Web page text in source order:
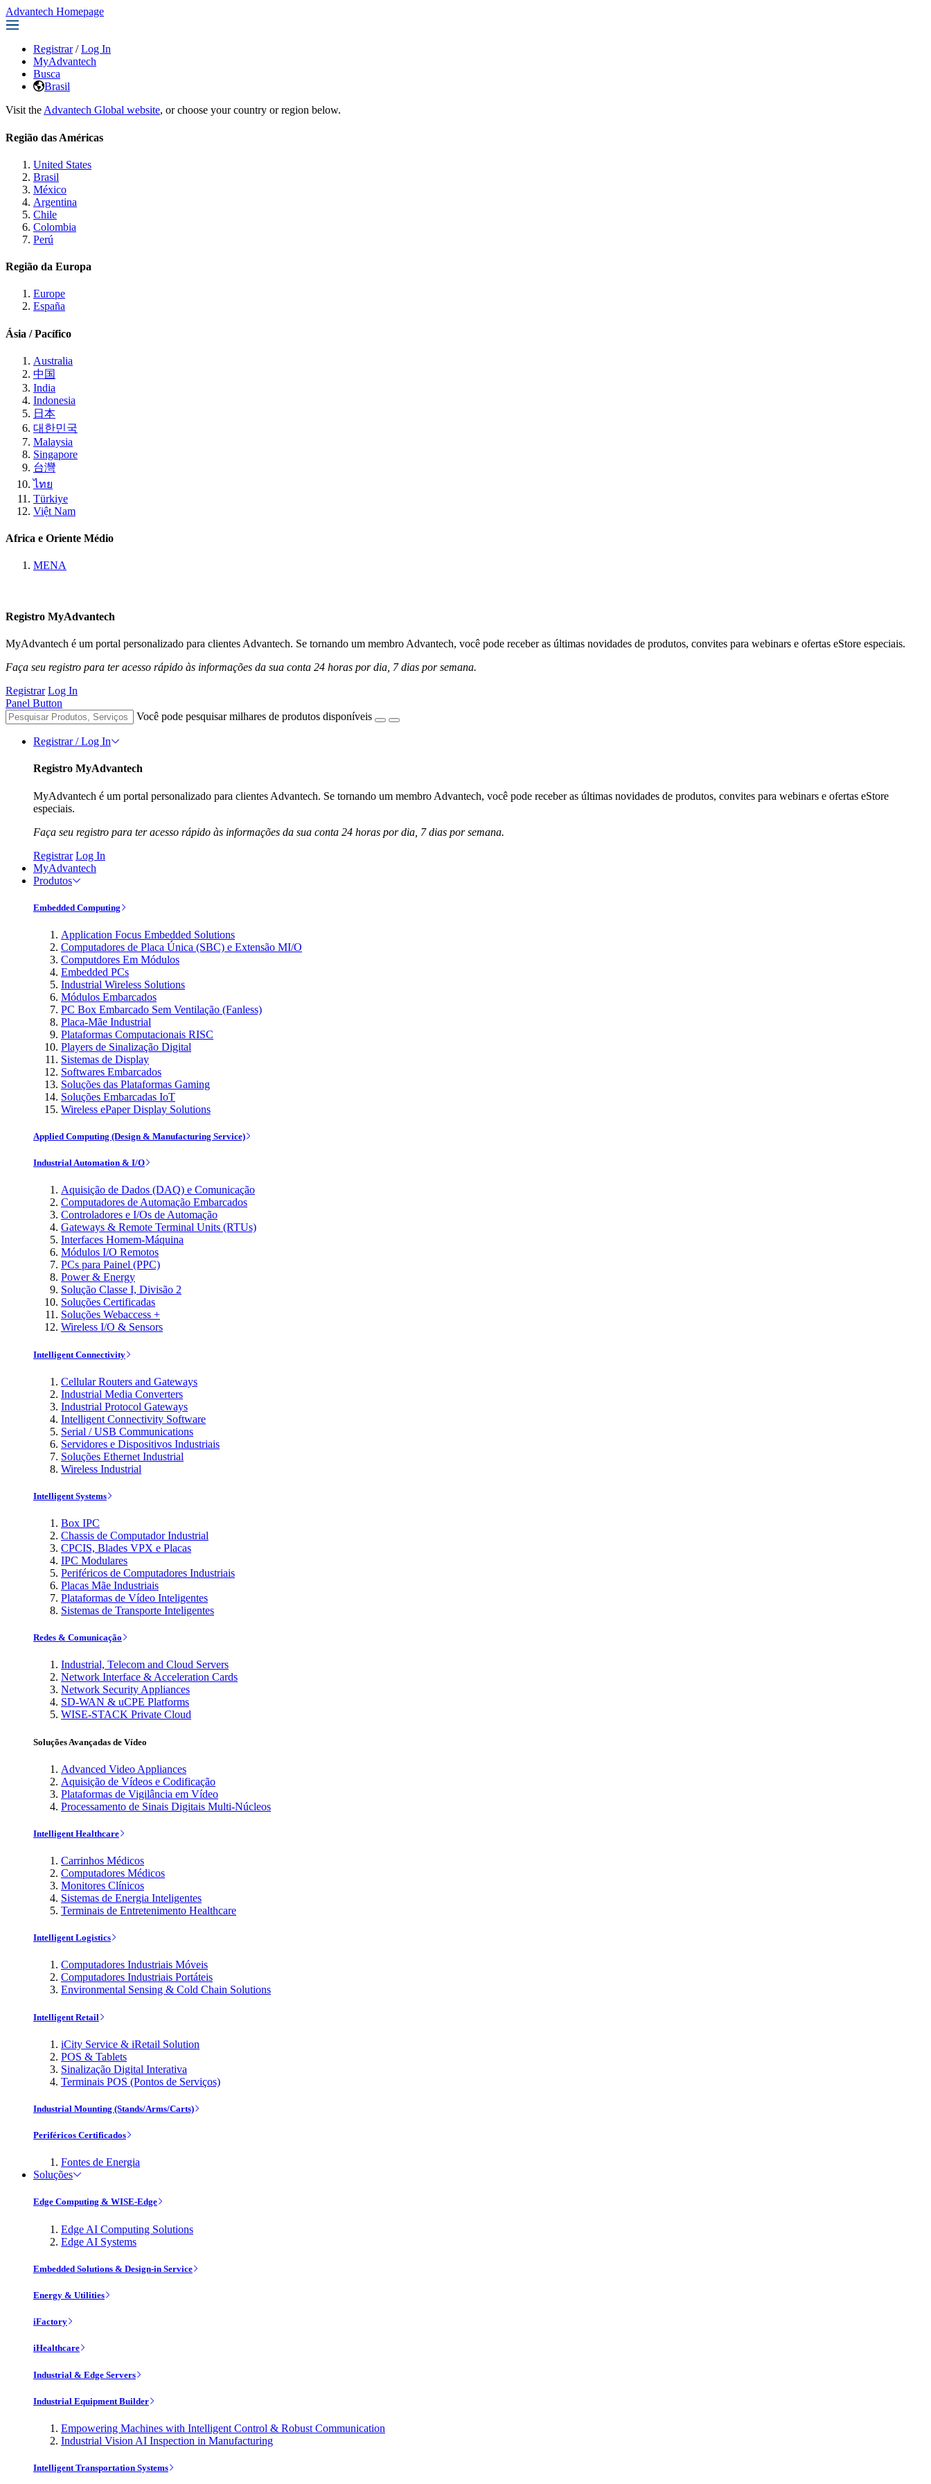
Advantech Homepage
Registrar / Log In
MyAdvantech
Busca
Brasil
Visit the Advantech Global website, or choose your country or region below.
Região das Américas
United States
Brasil
México
Argentina
Chile
Colombia
Perú
Região da Europa
Europe
España
Ásia / Pacífico
Australia
中国
India
Indonesia
日本
대한민국
Malaysia
Singapore
台灣
ไทย
Türkiye
Việt Nam
Africa e Oriente Médio
MENA
Registro MyAdvantech
MyAdvantech é um portal personalizado para clientes Advantech. Se tornando um membro Advantech, você pode receber as últimas novidades de produtos, convites para webinars e ofertas eStore especiais.
Faça seu registro para ter acesso rápido às informações da sua conta 24 horas por dia, 7 dias por semana.
Registrar Log In
Panel Button
Você pode pesquisar milhares de produtos disponíveis
Registrar / Log In
Registro MyAdvantech
MyAdvantech é um portal personalizado para clientes Advantech. Se tornando um membro Advantech, você pode receber as últimas novidades de produtos, convites para webinars e ofertas eStore
especiais.
Faça seu registro para ter acesso rápido às informações da sua conta 24 horas por dia, 7 dias por semana.
Registrar Log In
MyAdvantech
Produtos
Embedded Computing
Application Focus Embedded Solutions
Computadores de Placa Única (SBC) e Extensão MI/O
Computdores Em Módulos
Embedded PCs
Industrial Wireless Solutions
Módulos Embarcados
PC Box Embarcado Sem Ventilação (Fanless)
Placa-Mãe Industrial
Plataformas Computacionais RISC
Players de Sinalização Digital
Sistemas de Display
Softwares Embarcados
Soluções das Plataformas Gaming
Soluções Embarcadas IoT
Wireless ePaper Display Solutions
Applied Computing (Design & Manufacturing Service)
Industrial Automation & I/O
Aquisição de Dados (DAQ) e Comunicação
Computadores de Automação Embarcados
Controladores e I/Os de Automação
Gateways & Remote Terminal Units (RTUs)
Interfaces Homem-Máquina
Módulos I/O Remotos
PCs para Painel (PPC)
Power & Energy
Solução Classe I, Divisão 2
Soluções Certificadas
Soluções Webaccess +
Wireless I/O & Sensors
Intelligent Connectivity
Cellular Routers and Gateways
Industrial Media Converters
Industrial Protocol Gateways
Intelligent Connectivity Software
Serial / USB Communications
Servidores e Dispositivos Industriais
Soluções Ethernet Industrial
Wireless Industrial
Intelligent Systems
Box IPC
Chassis de Computador Industrial
CPCIS, Blades VPX e Placas
IPC Modulares
Periféricos de Computadores Industriais
Placas Mãe Industriais
Plataformas de Vídeo Inteligentes
Sistemas de Transporte Inteligentes
Redes & Comunicação
Industrial, Telecom and Cloud Servers
Network Interface & Acceleration Cards
Network Security Appliances
SD-WAN & uCPE Platforms
WISE-STACK Private Cloud
Soluções Avançadas de Vídeo
Advanced Video Appliances
Aquisição de Vídeos e Codificação
Plataformas de Vigilância em Vídeo
Processamento de Sinais Digitais Multi-Núcleos
Intelligent Healthcare
Carrinhos Médicos
Computadores Médicos
Monitores Clínicos
Sistemas de Energia Inteligentes
Terminais de Entretenimento Healthcare
Intelligent Logistics
Computadores Industriais Móveis
Computadores Industriais Portáteis
Environmental Sensing & Cold Chain Solutions
Intelligent Retail
iCity Service & iRetail Solution
POS & Tablets
Sinalização Digital Interativa
Terminais POS (Pontos de Serviços)
Industrial Mounting (Stands/Arms/Carts)
Periféricos Certificados
Fontes de Energia
Soluções
Edge Computing & WISE-Edge
Edge AI Computing Solutions
Edge AI Systems
Embedded Solutions & Design-in Service
Energy & Utilities
iFactory
iHealthcare
Industrial & Edge Servers
Industrial Equipment Builder
Empowering Machines with Intelligent Control & Robust Communication
Industrial Vision AI Inspection in Manufacturing
Intelligent Transportation Systems